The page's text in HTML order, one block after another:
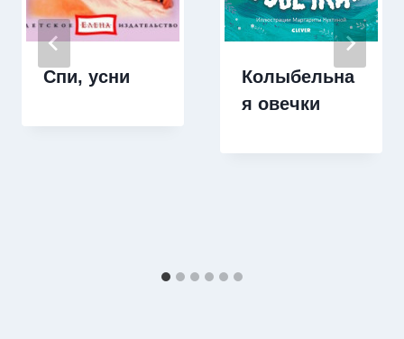
Спи, усни
Колыбельна
я овечки